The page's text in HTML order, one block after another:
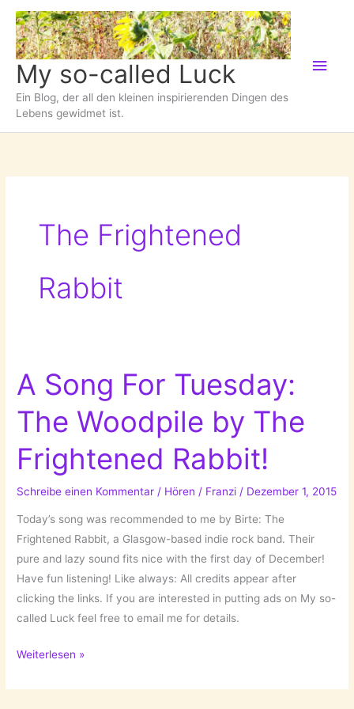
Zum
Inhalt
springen
My so-called Luck
Ein Blog, der all den kleinen inspirierenden Dingen des
Lebens gewidmet ist.
The Frightened
Rabbit
A Song For Tuesday:
The Woodpile by The
Frightened Rabbit!
Schreibe einen Kommentar / Hören / Franzi / Dezember 1, 2015
Today’s song was recommended to me by Birte: The
Frightened Rabbit, a Glasgow-based indie rock band. Their
pure and lazy sound fits nice with the first day of December!
Have fun listening! Like always: All credits appear after
clicking the links. If you are interested in putting ads on My so-
called Luck feel free to email me for details.
A
For
Weiterlesen »